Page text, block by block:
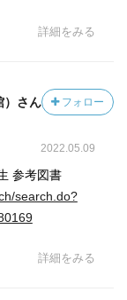
詳細をみる
）さん フォロー
2022.05.09
参考図書
search.do?
詳細をみる